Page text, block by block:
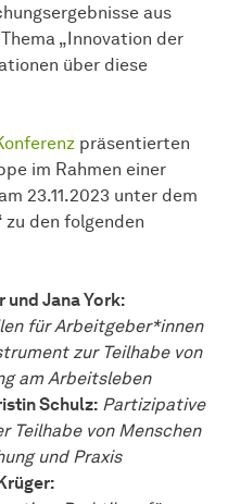
aus
„Innovation der
über diese
präsentierten
im Rahmen einer
23.11.2023 unter dem
zu den folgenden
und Jana York:
für Arbeitgeber*innen
zur Teilhabe von
am Arbeitsleben
Schulz: Partizipative
Teilhabe von Menschen
und Praxis